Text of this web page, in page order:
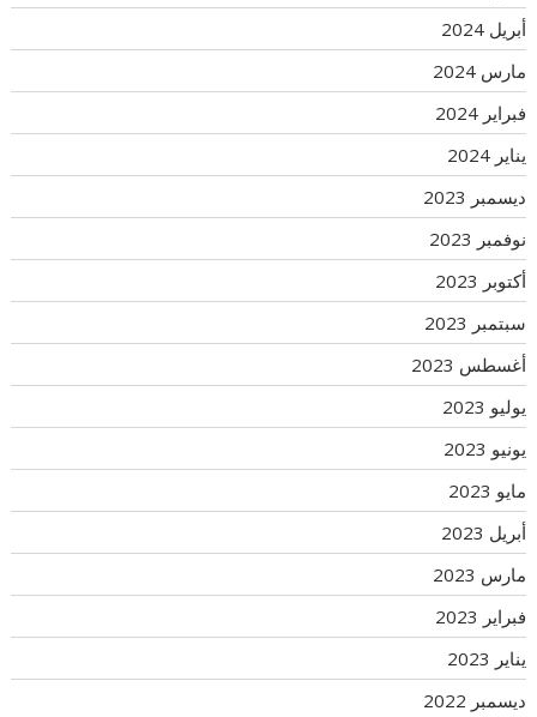
أبريل 2024
مارس 2024
فبراير 2024
يناير 2024
ديسمبر 2023
نوفمبر 2023
أكتوبر 2023
سبتمبر 2023
أغسطس 2023
يوليو 2023
يونيو 2023
مايو 2023
أبريل 2023
مارس 2023
فبراير 2023
يناير 2023
ديسمبر 2022